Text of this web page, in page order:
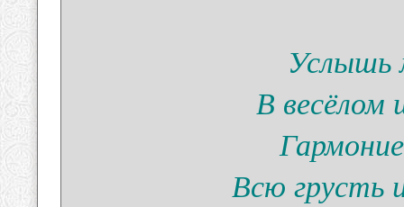
Услышь
В
Всю грусть